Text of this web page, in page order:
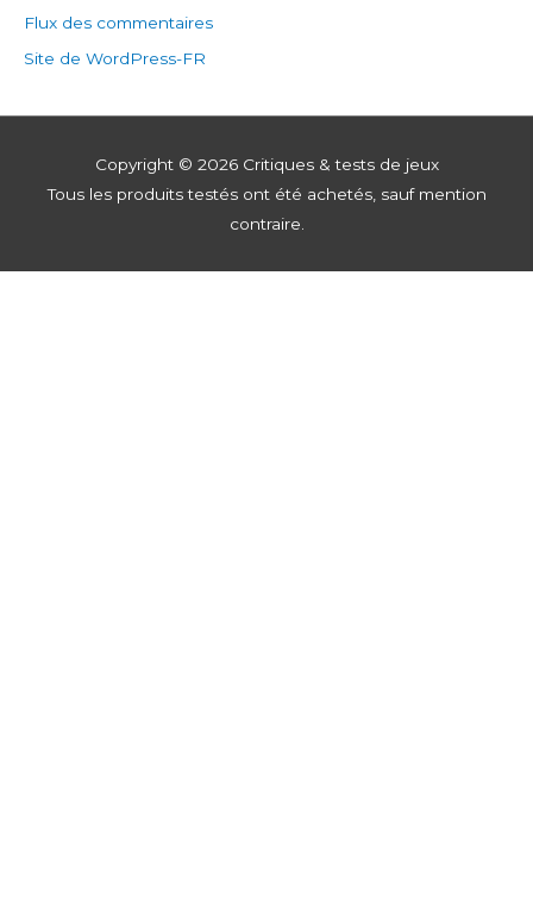
Flux des commentaires
Site de WordPress-FR
Copyright © 2026 Critiques & tests de jeux
Tous les produits testés ont été achetés, sauf mention
contraire.